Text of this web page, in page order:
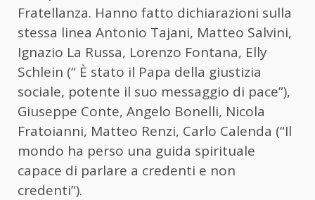
Fratellanza. Hanno fatto dichiarazioni sulla
stessa linea Antonio Tajani, Matteo Salvini,
Ignazio La Russa, Lorenzo Fontana, Elly
Schlein (“ È stato il Papa della giustizia
sociale, potente il suo messaggio di pace”),
Giuseppe Conte, Angelo Bonelli, Nicola
Fratoianni, Matteo Renzi, Carlo Calenda (“Il
mondo ha perso una guida spirituale
capace di parlare a credenti e non
credenti”).